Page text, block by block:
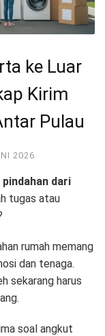
ke Luar
Kirim
Pulau
2026
dari
tugas atau
rumah memang
dan tenaga.
sekarang harus
soal angkut